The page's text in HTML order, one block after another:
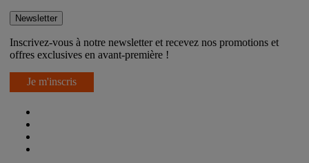
Newsletter
Inscrivez-vous à notre newsletter et recevez nos promotions et
offres exclusives en avant-première !
Je m'inscris